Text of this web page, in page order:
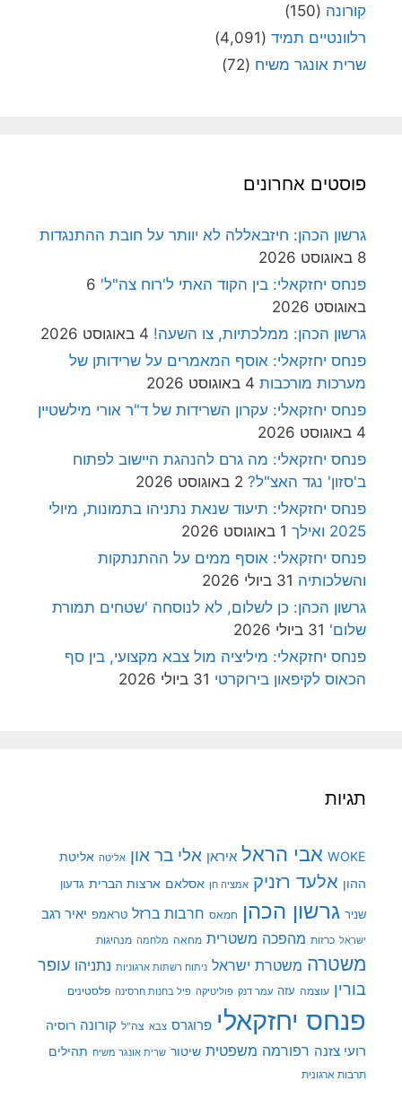
קורונה (150)
רלוונטיים תמיד (4,091)
שרית אונגר משיח (72)
פוסטים אחרונים
גרשון הכהן: חיזבאללה לא יוותר על חובת ההתנגדות
8 באוגוסט 2026
פנחס יחזקאלי: בין הקוד האתי ל'רוח צה"ל' 6
באוגוסט 2026
גרשון הכהן: ממלכתיות, צו השעה! 4 באוגוסט 2026
פנחס יחזקאלי: אוסף המאמרים על שרידותן של
מערכות מורכבות 4 באוגוסט 2026
פנחס יחזקאלי: עקרון השרידות של ד"ר אורי מילשטיין
4 באוגוסט 2026
פנחס יחזקאלי: מה גרם להנהגת היישוב לפתוח
ב'סזון' נגד האצ"ל? 2 באוגוסט 2026
פנחס יחזקאלי: תיעוד שנאת נתניהו בתמונות, מיולי
2025 ואילך
1 באוגוסט 2026
פנחס יחזקאלי: אוסף ממים על ההתנתקות
והשלכותיה 31 ביולי 2026
גרשון הכהן: כן לשלום, לא לנוסחה 'שטחים תמורת
שלום' 31 ביולי 2026
פנחס יחזקאלי: מיליציה מול צבא מקצועי, בין סף
הכאוס לקיפאון בירוקרטי 31 ביולי 2026
תגיות
WOKE אבי הראל איראן אלי בר און אליטה אליטת
ההון אלעד רזניק אמציה חן אסלאם ארצות הברית גדעון
שניר גרשון הכהן חמאס חרבות ברזל טראמפ יאיר רגב
ישראל כרזות מהפכה משטרית מחאה מלחמה מנהיגות
משטרה משטרת ישראל ניתוח רשתות ארגוניות נתניהו עופר
בורין עוצמה עזה עמר דנק פוליטיקה פיל בחנות חרסינה פלסטינים
פנחס יחזקאלי פרוגרס צבא צה"ל קורונה רוסיה
רועי צזנה רפורמה משפטית שיטור שרית אונגר משיח תהילים
תרבות ארגונית